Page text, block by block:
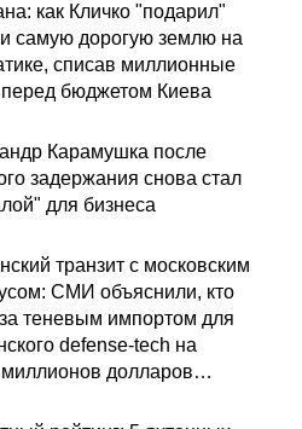
как Кличко "подарил"
самую дорогую землю на
списав миллионные
перед бюджетом Киева
Карамушка после
задержания снова стал
для бизнеса
транзит с московским
СМИ объяснили, кто
теневым импортом для
defense-tech на
миллионов долларов…